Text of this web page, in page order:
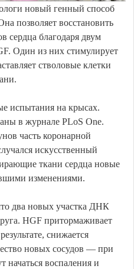
новый генный способ
позволяет восстановить
сердца благодаря двум
Один из них стимулирует
стволовые клетки
испытания на крысах.
в журнале PLoS One.
часть коронарной
искусственный
ткани сердца новые
изменениями.
два новых участка ДНК
HGF притормаживает
снижается
новых сосудов — при
начаться воспаления и